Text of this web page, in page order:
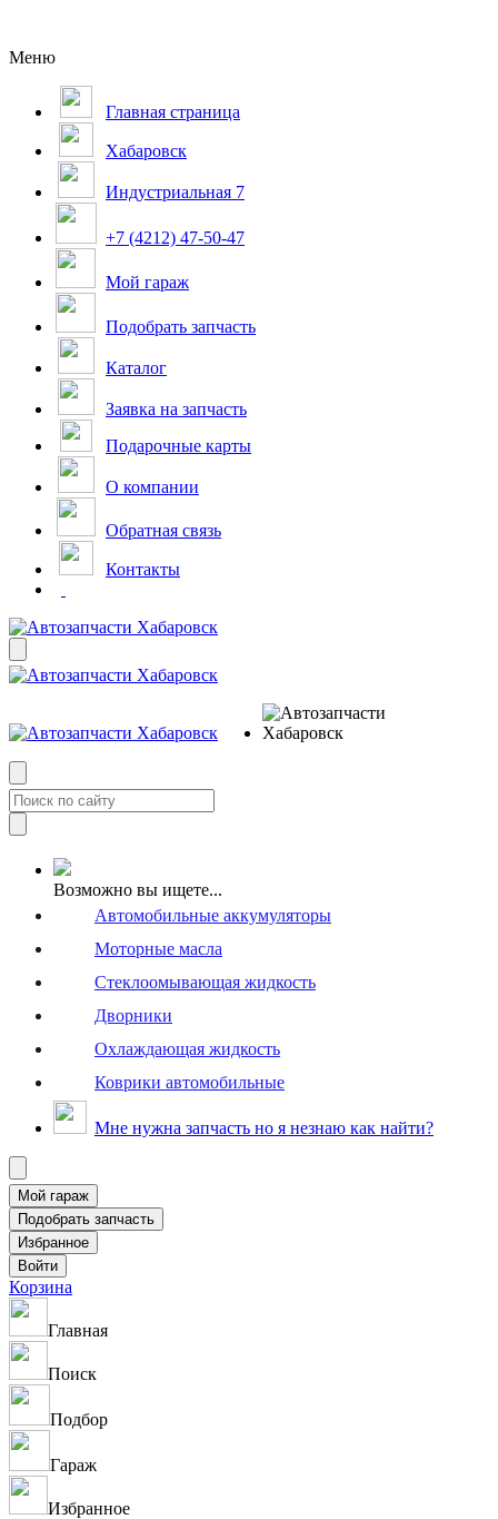
Меню
Главная страница
Хабаровск
Индустриальная 7
+7 (4212) 47-50-47
Мой гараж
Подобрать запчасть
Каталог
Заявка на запчасть
Подарочные карты
О компании
Обратная связь
Контакты
Возможно вы ищете...
Автомобильные аккумуляторы
Моторные масла
Стеклоомывающая жидкость
Дворники
Охлаждающая жидкость
Коврики автомобильные
Мне нужна запчасть но я незнаю как найти?
Корзина
Главная
Поиск
Подбор
Гараж
Избранное